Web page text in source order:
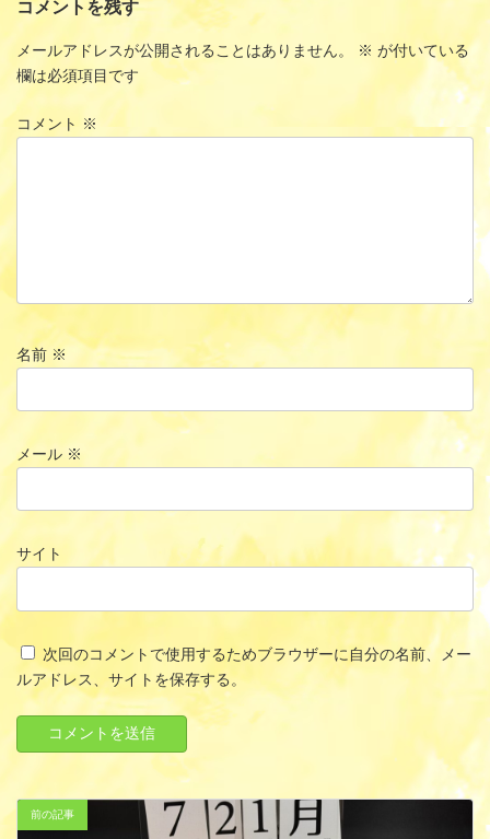
コメントを残す
メールアドレスが公開されることはありません。 ※ が付いている
欄は必須項目です
コメント ※
名前 ※
メール ※
サイト
次回のコメントで使用するためブラウザーに自分の名前、メー
ルアドレス、サイトを保存する。
前の記事